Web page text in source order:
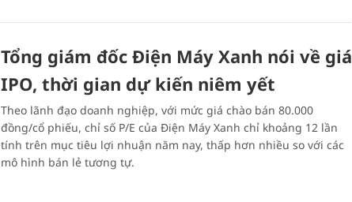
Tổng giám đốc Điện Máy Xanh nói về giá
IPO, thời gian dự kiến niêm yết
Theo lãnh đạo doanh nghiệp, với mức giá chào bán 80.000
đồng/cổ phiếu, chỉ số P/E của Điện Máy Xanh chỉ khoảng 12 lần
tính trên mục tiêu lợi nhuận năm nay, thấp hơn nhiều so với các
mô hình bán lẻ tương tự.